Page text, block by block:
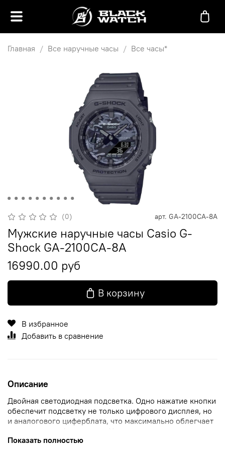
Главная Все наручные часы Все часы*
(0) арт. GA-2100CA-8A
Мужские наручные часы Casio G-
Shock GA-2100CA-8A
16990.00 руб
В корзину
В избранное
Добавить в сравнение
Описание
Двойная светодиодная подсветка. Одно нажатие кнопки
обеспечит подсветку не только цифрового дисплея, но
и аналогового циферблата, что максимально облегчает
считывание информации. • Ударопрочность.
Ударопрочная конструкция защищает от ударов и
Показать полностью